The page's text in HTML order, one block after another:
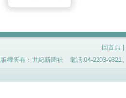
回首頁
版權所有：世紀新聞社 電話:04-2203-9321